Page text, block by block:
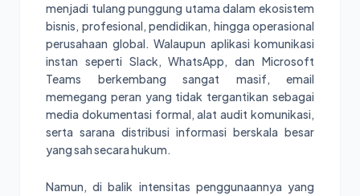
menjadi tulang punggung utama dalam ekosistem
bisnis, profesional, pendidikan, hingga operasional
perusahaan global. Walaupun aplikasi komunikasi
instan seperti Slack, WhatsApp, dan Microsoft
Teams berkembang sangat masif, email
memegang peran yang tidak tergantikan sebagai
media dokumentasi formal, alat audit komunikasi,
serta sarana distribusi informasi berskala besar
yang sah secara hukum.
Namun, di balik intensitas penggunaannya yang